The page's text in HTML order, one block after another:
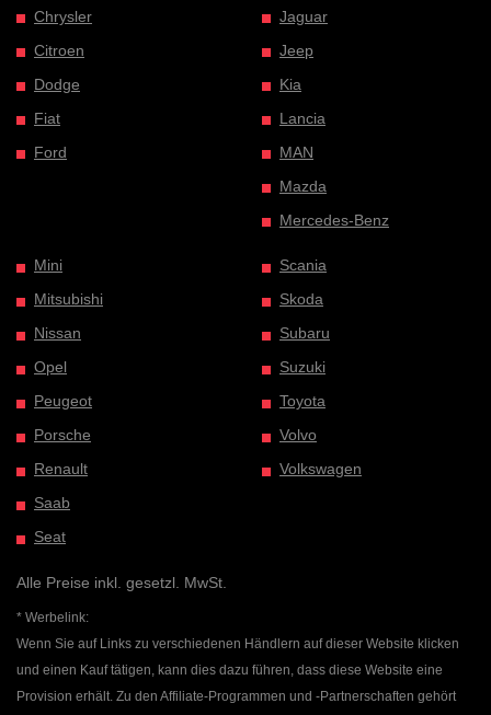
Chrysler
Citroen
Dodge
Fiat
Ford
Jaguar
Jeep
Kia
Lancia
MAN
Mazda
Mercedes-Benz
Mini
Mitsubishi
Nissan
Opel
Peugeot
Porsche
Renault
Saab
Seat
Scania
Skoda
Subaru
Suzuki
Toyota
Volvo
Volkswagen
Alle Preise inkl. gesetzl. MwSt.
* Werbelink:
Wenn Sie auf Links zu verschiedenen Händlern auf dieser Website klicken
und einen Kauf tätigen, kann dies dazu führen, dass diese Website eine
Provision erhält. Zu den Affiliate-Programmen und -Partnerschaften gehört